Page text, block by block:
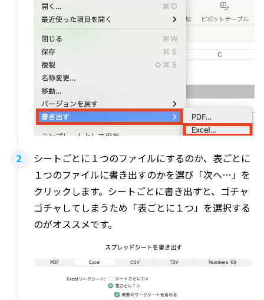
シートごとに１つのファイルにするのか、表ごとに
１つのファイルに書き出すのかを選び「次へ…」を
クリックします。シートごとに書き出すと、ゴチャ
ゴチャしてしまうため「表ごとに１つ」を選択する
のがオススメです。